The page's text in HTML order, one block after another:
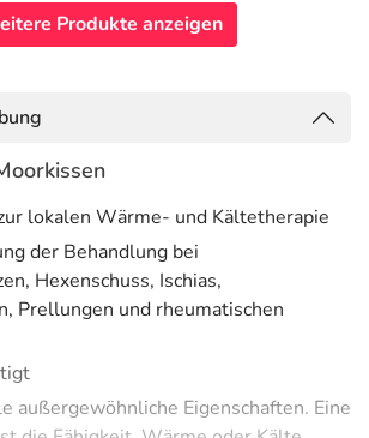
Produkte anzeigen
lokalen Wärme- und Kältetherapie
der Behandlung bei
Hexenschuss, Ischias,
Prellungen und rheumatischen
außergewöhnliche Eigenschaften. Eine